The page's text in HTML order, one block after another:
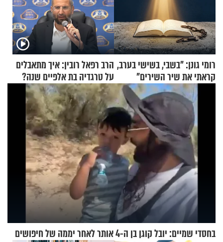
רומי גונן: "בשבי, בשישי בערב,
קראתי את שיר השירים"
הרב רפאל רובין: איך מתאבלים
על טרגדיה בת אלפיים שנה?
בחסדי שמיים: יובל קוגן בן ה-4 אותר לאחר יממה של חיפושים